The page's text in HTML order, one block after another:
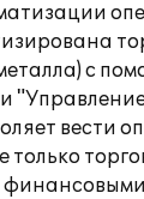
с
вести
только